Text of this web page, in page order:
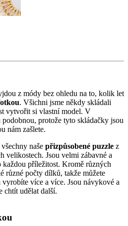
z módy bez ohledu na to, kolik let
. Všichni jsme někdy skládali
vytvořit si vlastní model. V
podobnou, protože tyto skládačky jsou
nám zašlete.
naše přizpůsobené puzzle z
velikostech. Jsou velmi zábavné a
každou příležitost. Kromě různých
různé počty dílků, takže můžete
více a více. Jsou návykové a
chtít udělat další.